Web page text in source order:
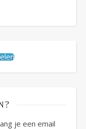
je een email